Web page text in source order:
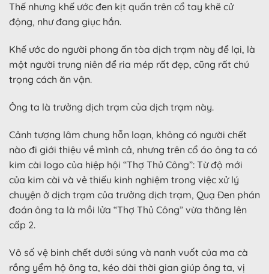
Thế nhưng khế ước đen kịt quấn trên cổ tay khẽ cử
động, như đang giục hắn.
Khế ước do người phong ấn tòa dịch trạm này để lại, là
một người trung niên để ria mép rất đẹp, cũng rất chú
trọng cách ăn vận.
Ông ta là trưởng dịch trạm của dịch trạm này.
Cảnh tượng lâm chung hỗn loạn, không có người chết
nào đi giới thiệu về mình cả, nhưng trên cổ áo ông ta có
kim cài logo của hiệp hội “Thợ Thủ Công”: Từ độ mới
của kim cài và vẻ thiếu kinh nghiệm trong việc xử lý
chuyện ở dịch trạm của trưởng dịch trạm, Quạ Đen phán
đoán ông ta là mồi lửa “Thợ Thủ Công” vừa thăng lên
cấp 2.
Vô số vệ binh chết dưới súng và nanh vuốt của ma cà
rồng yểm hộ ông ta, kéo dài thời gian giúp ông ta, vị